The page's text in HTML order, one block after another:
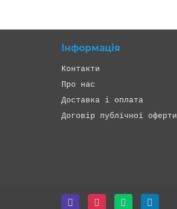
Інформація
Контакти
Про нас
Доставка і оплата
Договір публічної оферти